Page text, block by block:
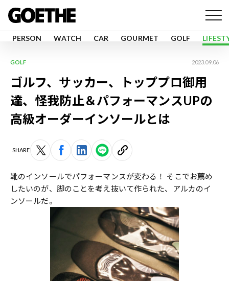
PERSON WATCH CAR GOURMET GOLF
GOLF 2023.09.06
ゴルフ、サッカー、トッププロ御用
達、怪我防止＆パフォーマンスUPの
高級オーダーインソールとは
SHARE
靴のインソールでパフォーマンスが変わる！ そこでお薦め
したいのが、脚のことを考え抜いて作られた、アルカのイ
ンソールだ。